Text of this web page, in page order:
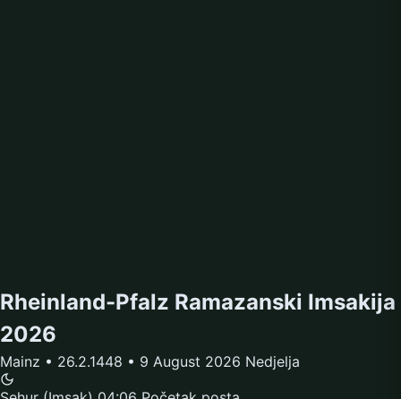
Rheinland-Pfalz Ramazanski Imsakija
2026
Mainz • 26.2.1448 • 9 August 2026 Nedjelja